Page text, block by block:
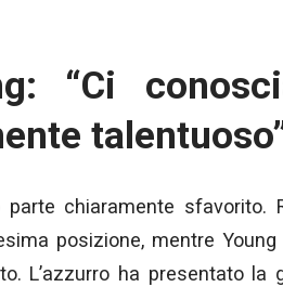
“Ci
chiaramente sfavorito.
posizione, mentre
L’azzurro ha presentato la